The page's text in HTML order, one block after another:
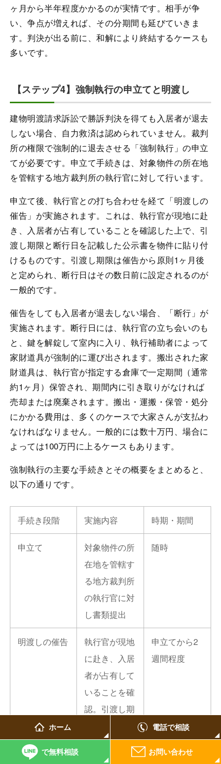
ヶ月から半年程度かかるのが実情です。相手が争
い、争点が増えれば、その分期間も延びていきま
す。判決が出る前に、和解により終結するケースも
多いです。
【ステップ4】強制執行の申立てと明渡し
建物明渡請求訴訟で勝訴判決を得ても入居者が退去
しない場合、自力救済は認められていません。裁判
所の権限で強制的に退去させる「強制執行」の申立
てが必要です。申立て手続きは、対象物件の所在地
を管轄する地方裁判所の執行官に対して行います。
申立て後、執行官との打ち合わせを経て「明渡しの
催告」が実施されます。これは、執行官が現地に赴
き、入居者が占有していることを確認した上で、引
渡し期限と断行日を記載した公示書を物件に貼り付
けるものです。引渡し期限は催告から原則1ヶ月後
と定められ、断行日はその数日前に設定されるのが
一般的です。
催告をしても入居者が退去しない場合、「断行」が
実施されます。断行日には、執行官の立ち会いのも
と、鍵を解錠して室内に入り、執行補助者によって
家財道具が強制的に運び出されます。搬出された家
財道具は、執行官が指定する倉庫で一定期間（通常
約1ヶ月）保管され、期間内に引き取りがなければ
売却または廃棄されます。搬出・運搬・保管・処分
にかかる費用は、多くのケースで大家さんが支払わ
なければなりません。一般的には数十万円、場合に
よっては100万円に上るケースもあります。
強制執行の主要な手続きとその概要をまとめると、
以下の通りです。
手続き段階 実施内容 時期・期間
申立て
対象物件の所
在地を管轄す
る地方裁判所
の執行官に対
し書類提出
随時
明渡しの催告
執行官が現地
に赴き、入居
者が占有して
いることを確
認。引渡し期
記載した公示
書を物件に貼
申立てから2
週間程度
ホーム 電話で相談
で無料相談 お問い合わせ